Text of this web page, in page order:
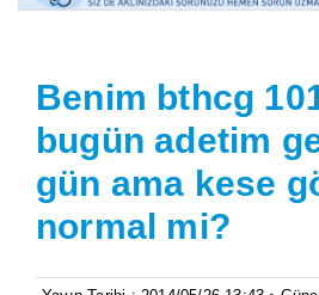
Benim bthcg
bugün adetim
gün ama kese
normal mi?